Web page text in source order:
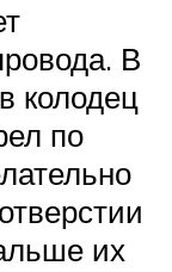
В
колодец
по
их